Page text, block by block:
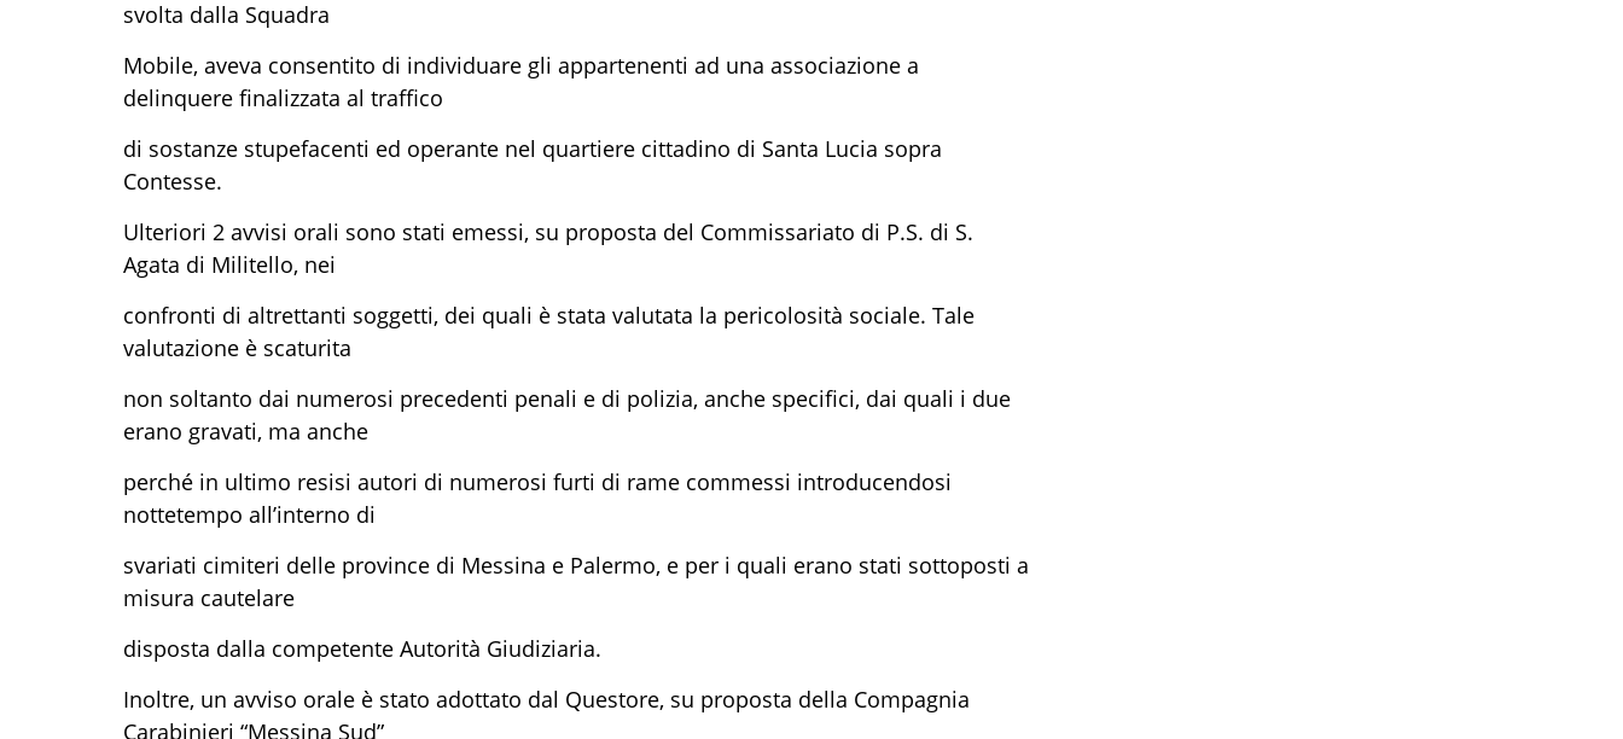
svolta dalla Squadra
Mobile, aveva consentito di individuare gli appartenenti ad una associazione a
delinquere finalizzata al traffico
di sostanze stupefacenti ed operante nel quartiere cittadino di Santa Lucia sopra
Contesse.
Ulteriori 2 avvisi orali sono stati emessi, su proposta del Commissariato di P.S. di S.
Agata di Militello, nei
confronti di altrettanti soggetti, dei quali è stata valutata la pericolosità sociale. Tale
valutazione è scaturita
non soltanto dai numerosi precedenti penali e di polizia, anche specifici, dai quali i due
erano gravati, ma anche
perché in ultimo resisi autori di numerosi furti di rame commessi introducendosi
nottetempo all’interno di
svariati cimiteri delle province di Messina e Palermo, e per i quali erano stati sottoposti a
misura cautelare
disposta dalla competente Autorità Giudiziaria.
Inoltre, un avviso orale è stato adottato dal Questore, su proposta della Compagnia
Carabinieri “Messina Sud”